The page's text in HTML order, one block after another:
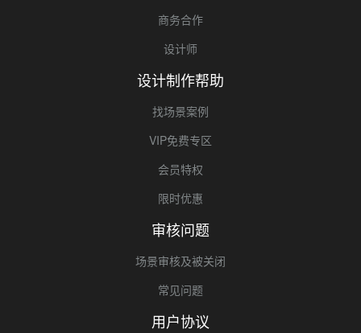
商务合作
设计师
设计制作帮助
找场景案例
VIP免费专区
会员特权
限时优惠
审核问题
场景审核及被关闭
常见问题
用户协议